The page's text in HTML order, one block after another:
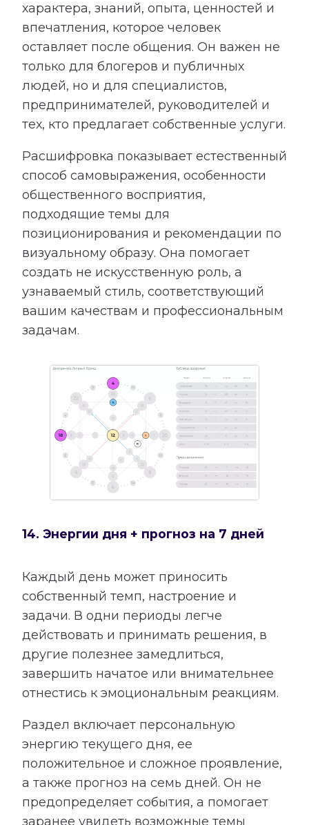
характера, знаний, опыта, ценностей и
впечатления, которое человек
оставляет после общения. Он важен не
только для блогеров и публичных
людей, но и для специалистов,
предпринимателей, руководителей и
тех, кто предлагает собственные услуги.
Расшифровка показывает естественный
способ самовыражения, особенности
общественного восприятия,
подходящие темы для
позиционирования и рекомендации по
визуальному образу. Она помогает
создать не искусственную роль, а
узнаваемый стиль, соответствующий
вашим качествам и профессиональным
задачам.
14. Энергии дня + прогноз на 7 дней
Каждый день может приносить
собственный темп, настроение и
задачи. В одни периоды легче
действовать и принимать решения, в
другие полезнее замедлиться,
завершить начатое или внимательнее
отнестись к эмоциональным реакциям.
Раздел включает персональную
энергию текущего дня, ее
положительное и сложное проявление,
а также прогноз на семь дней. Он не
предопределяет события, а помогает
заранее увидеть возможные темы